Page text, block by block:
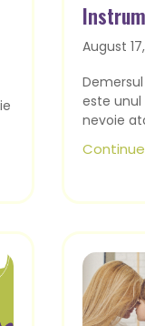
August
este unul
nevoie